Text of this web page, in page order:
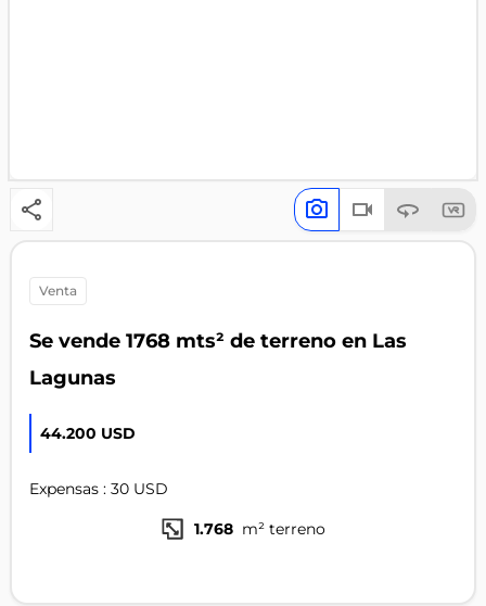
venta
Se vende 1768 mts² de terreno en Las
Lagunas
44.200 USD
Expensas : 30 USD
1.768 m² terreno